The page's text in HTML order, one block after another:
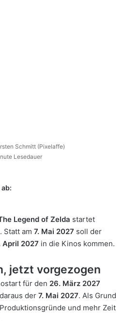
Schmitt (Pixelaffe)
Lesedauer
Legend of Zelda startet
Statt am 7. Mai 2027 soll der
April 2027 in die Kinos kommen.
jetzt vorgezogen
für den 26. März 2027
der 7. Mai 2027. Als Grund
und mehr Zeit